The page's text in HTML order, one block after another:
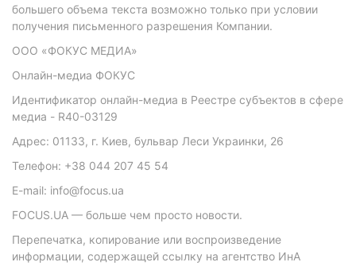
большего объема текста возможно только при условии
получения письменного разрешения Компании.
ООО «ФОКУС МЕДИА»
Онлайн-медиа ФОКУС
Идентификатор онлайн-медиа в Реестре субъектов в сфере
медиа - R40-03129
Адрес: 01133, г. Киев, бульвар Леси Украинки, 26
Телефон: +38 044 207 45 54
E-mail: info@focus.ua
FOCUS.UA — больше чем просто новости.
Перепечатка, копирование или воспроизведение
информации, содержащей ссылку на агентство ИнА